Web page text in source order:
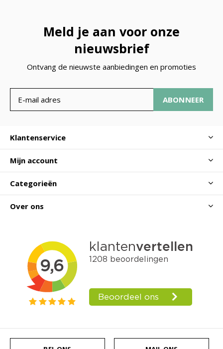
Meld je aan voor onze
nieuwsbrief
Ontvang de nieuwste aanbiedingen en promoties
ABONNEER
Klantenservice
Mijn account
Categorieën
Over ons